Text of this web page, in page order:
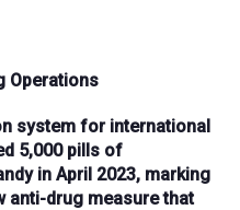
Operations
system for international
5,000 pills of
in April 2023, marking
anti-drug measurethat